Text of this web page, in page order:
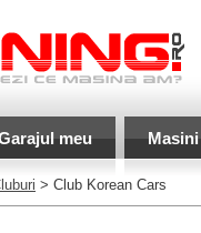
meu Masini
> Club Korean Cars